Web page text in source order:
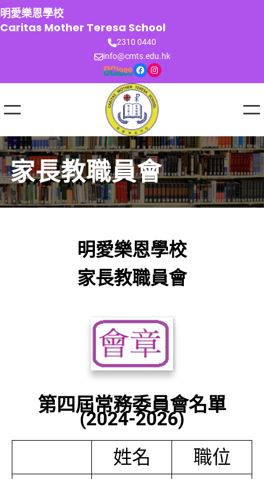
跳
至
主
明愛樂恩學校
Caritas Mother Teresa School
2310 0440
info@cmts.edu.hk
Facebook Instagram
家長教職員會
明愛樂恩學校
家長教職員會
第四屆常務委員會名單
(2024-2026)
姓名
職位